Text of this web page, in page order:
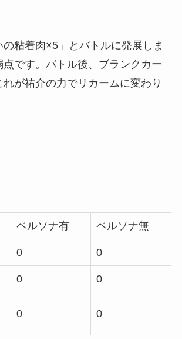
の粘着肉×5」とバトルに発展しま
です。バトル後、ブランクカー
れが祐介の力でリカームに変わり
ペルソナ有 ペルソナ無
0 0
0 0
0 0